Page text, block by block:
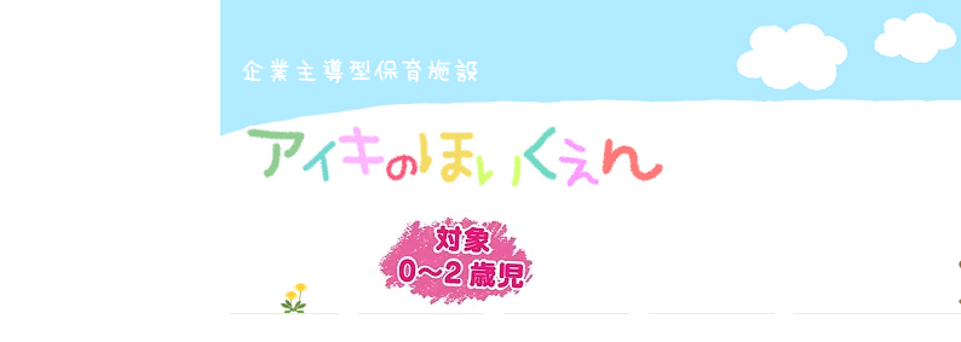
​企業主導型保育施設